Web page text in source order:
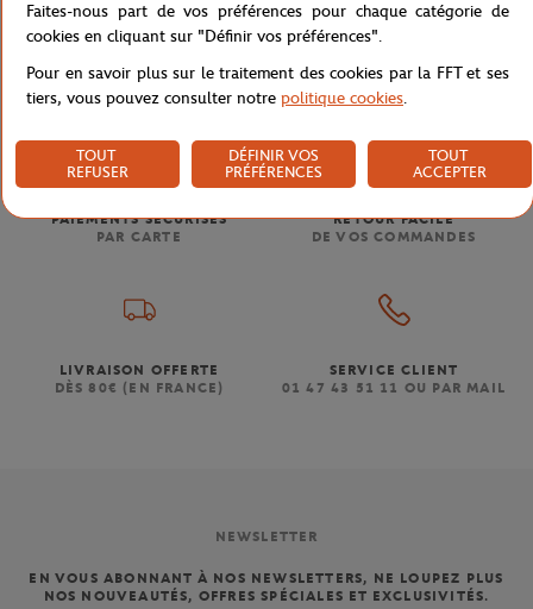
Boutique Femmes Casquette microfibre logo
PAIEMENTS SÉCURISÉS
PAR CARTE
RETOUR FACILE
DE VOS COMMANDES
LIVRAISON OFFERTE
DÈS 80€ (EN FRANCE)
SERVICE CLIENT
01 47 43 51 11 OU PAR MAIL
NEWSLETTER
EN VOUS ABONNANT À NOS NEWSLETTERS, NE LOUPEZ PLUS
NOS NOUVEAUTÉS, OFFRES SPÉCIALES ET EXCLUSIVITÉS.
Faites-nous part de vos préférences pour chaque catégorie de
cookies en cliquant sur "Définir vos préférences".
Pour en savoir plus sur le traitement des cookies par la FFT et ses
tiers, vous pouvez consulter notre politique cookies.
TOUT
REFUSER
DÉFINIR VOS
PRÉFÉRENCES
TOUT
ACCEPTER